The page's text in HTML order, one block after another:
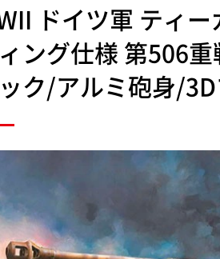
ドイツ軍 ティ
ング仕様 第506
ク/アルミ砲身/